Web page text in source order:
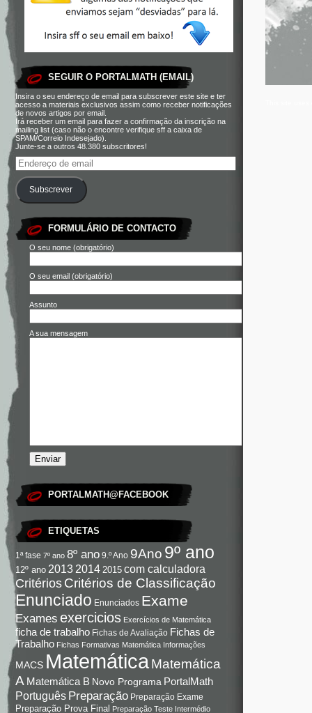
SEGUIR O PORTALMATH (EMAIL)
Insira o seu endereço de email para subscrever este site e ter
acesso a materiais exclusivos assim como receber notificações
de novos artigos por email.
Irá receber um email para fazer a confirmação da inscrição na
mailing list (caso não o encontre verifique sff a caixa de
SPAM/Correio Indesejado).
Junte-se a outros 48.380 subscritores!
Subscrever
FORMULÁRIO DE CONTACTO
O seu nome (obrigatório)
O seu email (obrigatório)
Assunto
A sua mensagem
PORTALMATH@FACEBOOK
ETIQUETAS
1ª fase 7º ano 8º ano 9.º Ano 9Ano 9º ano
12º ano 2013 2014 2015 com calculadora
Critérios Critérios de Classificação
Enunciado Enunciados Exame
Exames exercicios Exercícios de Matemática
ficha de trabalho Fichas de Avaliação Fichas de
Trabalho Fichas Formativas Matemática Informações
MACS Matemática Matemática
A Matemática B Novo Programa PortalMath
Português Preparação Preparação Exame
Preparação Prova Final Preparação Teste Intermédio